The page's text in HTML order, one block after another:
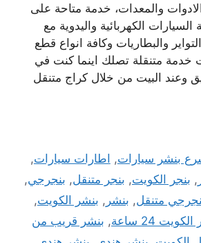
والمعدات، خدمة متاحة على
الكهربائية واليدوية مع
والبطاريات وكافة انواع قطع
خدمة متنقلة تصلك اينما كنت في
وعند البيت من خلال كراج متنقل
بنشر سيارات, اطارات سيارات,
, بنجر الكويت, بنجر متنقل, بنجرجي,
متنقل, بنشر , بنشر الكويت,
24 ساعة , بنشر قريب من